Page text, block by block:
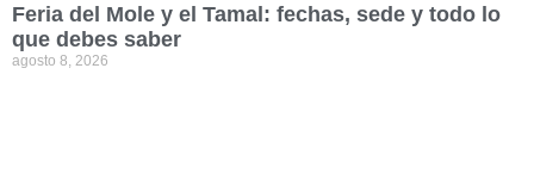
Feria del Mole y el Tamal: fechas, sede y todo lo
que debes saber
agosto 8, 2026